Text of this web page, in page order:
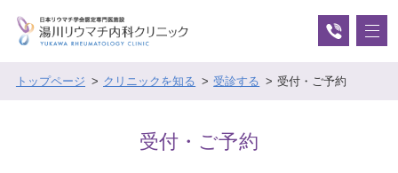
トップページ クリニックを知る 受診する 受付・ご予約
受付・ご予約